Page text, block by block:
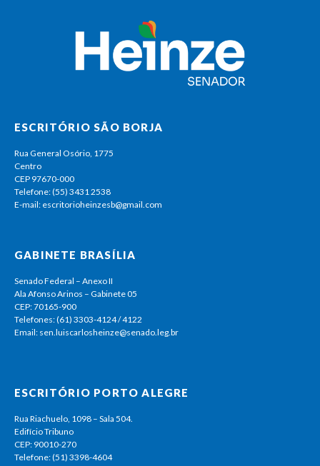
ESCRITÓRIO SÃO BORJA
Rua General Osório, 1775
Centro
CEP 97670-000
Telefone: (55) 3431 2538
E-mail: escritorioheinzesb@gmail.com
GABINETE BRASÍLIA
Senado Federal – Anexo II
Ala Afonso Arinos – Gabinete 05
CEP: 70165-900
Telefones: (61) 3303-4124 / 4122
Email: sen.luiscarlosheinze@senado.leg.br
ESCRITÓRIO PORTO ALEGRE
Rua Riachuelo, 1098 – Sala 504.
Edifício Tribuno
CEP: 90010-270
Telefone: (51) 3398-4604